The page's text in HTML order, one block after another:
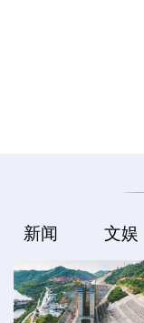
新闻 文娱